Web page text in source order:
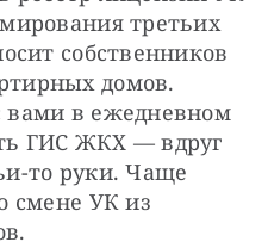
третьих
собственников
домов.
в ежедневном
ГИС ЖКХ — вдруг
то руки. Чаще
смене УК из